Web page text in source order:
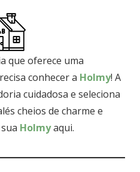
que oferece uma
conhecer a Holmy! A
cuidadosa e seleciona
cheios de charme e
Holmyaqui.